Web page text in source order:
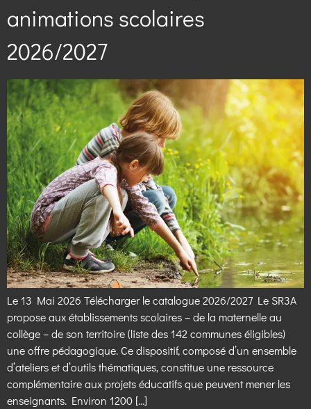
animations scolaires
2026/2027
Le 13 Mai 2026 Télécharger le catalogue 2026/2027 Le SR3A
propose aux établissements scolaires – de la maternelle au
collège – de son territoire (liste des 142 communes éligibles)
une offre pédagogique. Ce dispositif, composé d’un ensemble
d’ateliers et d’outils thématiques, constitue une ressource
complémentaire aux projets éducatifs que peuvent mener les
enseignants. Environ 1200 […]